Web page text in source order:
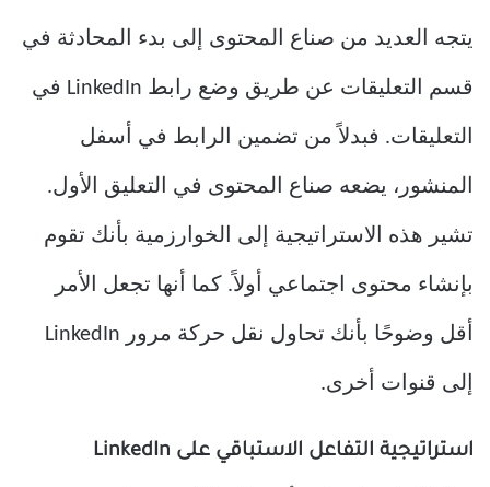
يتجه العديد من صناع المحتوى إلى بدء المحادثة في
قسم التعليقات عن طريق وضع رابط LinkedIn في
التعليقات. فبدلاً من تضمين الرابط في أسفل
المنشور، يضعه صناع المحتوى في التعليق الأول.
تشير هذه الاستراتيجية إلى الخوارزمية بأنك تقوم
بإنشاء محتوى اجتماعي أولاً. كما أنها تجعل الأمر
أقل وضوحًا بأنك تحاول نقل حركة مرور LinkedIn
إلى قنوات أخرى.
استراتيجية التفاعل الاستباقي على LinkedIn